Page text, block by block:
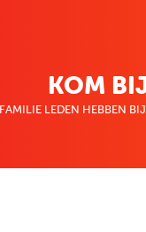
KOM
FAMILIE LEDEN HEBBEN